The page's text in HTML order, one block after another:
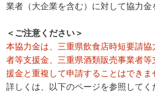
業者（大企業を含む）に対して協力金
＜ご注意ください＞
本協力金は、三重県飲食店時短要請
者等支援金、三重県酒類販売事業者
援金と重複して申請することはできま
詳しくは、以下のページを参照してく